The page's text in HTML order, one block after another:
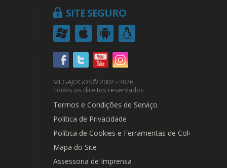
SITE SEGURO
MEGAJOGOS© 2002 - 2026
Todos os direitos reservados
Termos e Condições de Serviço
Política de Privacidade
Política de Cookies e Ferramentas de Coleta de
Mapa do Site
Assessoria de Imprensa